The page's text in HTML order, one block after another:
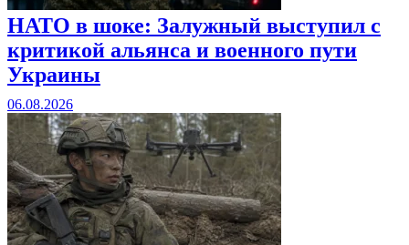
НАТО в шоке: Залужный выступил с
критикой альянса и военного пути
Украины
06.08.2026